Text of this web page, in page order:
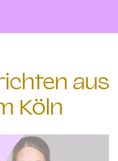
aus
Köln